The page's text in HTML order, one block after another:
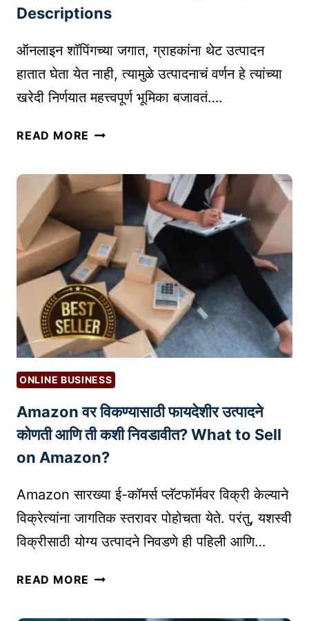
T
N
T
O
N
A
L
L
Y
सु
धा
र
ण्या
चे
र्ग
T
I
S
F
O
R
D
I
G
I
T
L
M
A
K
T
I
G
Descriptions
ऑनलाइन शॉपिंगच्या जगात, ग्राहकांना थेट उत्पादन
हातात घेता येत नाही, त्यामुळे उत्पादनाचं वर्णन हे त्यांच्या
खरेदी निर्णयात महत्त्वपूर्ण भूमिका बजावतं….
READ MORE तु
उ
द
नां
चे
वे
ब
सा
इ
ट
व
र
प्र
भा
व
न
क
से
हा
?
ONLINE BUSINESS
Amazon वर विकण्यासाठी फायदेशीर उत्पादने
कोणती आणि ती कशी निवडावीत? What to Sell
on Amazon?
Amazon सारख्या ई-कॉमर्स प्लॅटफॉर्मवर विक्री केल्याने
विक्रेत्यांना जागतिक स्तरावर पोहोचता येते. परंतु, यशस्वी
विक्रीसाठी योग्य उत्पादने निवडणे ही पहिली आणि…
READ MORE A